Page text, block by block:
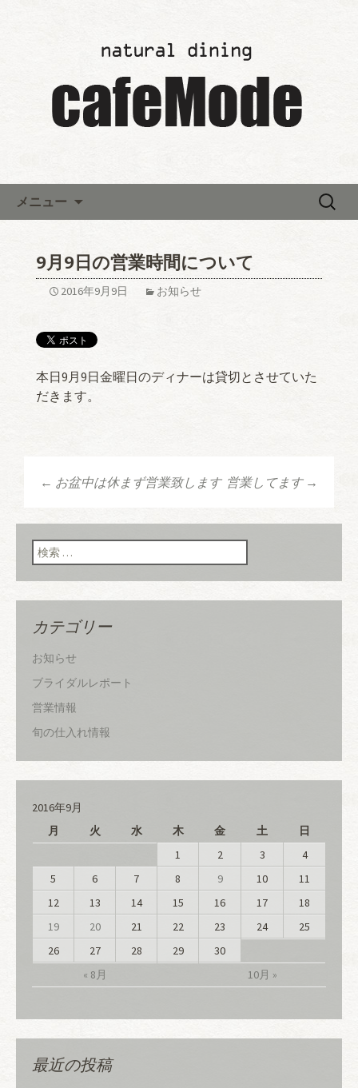
レストランウエディング「カ
フェモード～cafeMode～」か
らのお知らせ
メニュー
検
9月9日の営業時間について
2016年9月9日 お知らせ
本日9月9日金曜日のディナーは貸切とさせていた
だきます。
ン
← お盆中は休まず営業致します 営業してます →
検索:
カテゴリー
お知らせ
ブライダルレポート
営業情報
旬の仕入れ情報
2016年9月
月
火 水 木 金 土 日
« 8月 10月 »
1 2 3
4
5
6 7 8 9 10
11
12
13 14 15 16 17
18
19
20 21 22 23 24
25
26
27 28 29 30
最近の投稿